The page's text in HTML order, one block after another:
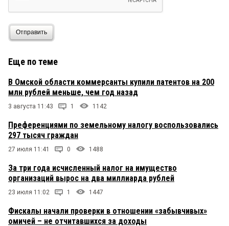
Отправить
Еще по теме
В Омской области коммерсанты купили патентов на 200
млн рублей меньше, чем год назад
3 августа 11:43 1 1142
Преференциями по земельному налогу воспользовались
297 тысяч граждан
27 июля 11:41 0 1488
За три года исчисленный налог на имущество
организаций вырос на два миллиарда рублей
23 июля 11:02 1 1447
Фискалы начали проверки в отношении «забывчивых»
омичей – не отчитавшихся за доходы